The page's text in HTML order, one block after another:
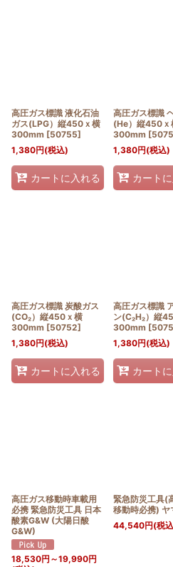
高圧ガス標識 液化石油
ガス(LPG）縦450ｘ横
300mm [50755]
1,380円(税込)
カートに入れる
高圧ガス標識
(He）縦450ｘ
300mm [
1,380円(税込)
カート
高圧ガス標識 炭酸ガス
(CO₂）縦450ｘ横
300mm [50752]
1,380円(税込)
カートに入れる
高圧ガス標識
ン(C₂H₂）縦
300mm [
1,380円(税込)
カート
高圧ガス移動時車載用
必携 緊急防災工具 日本
酸素G&W (大陽日酸
G&W)
18,530円 ～19,990円
緊急防災工具(
移動時必携) ヤ
44,540円(税